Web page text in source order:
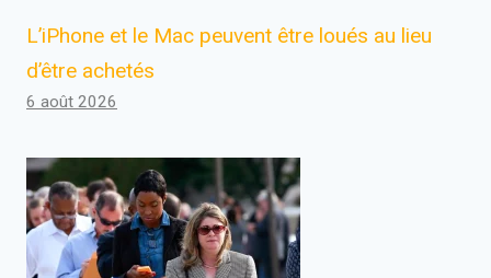
L’iPhone et le Mac peuvent être loués au lieu
d’être achetés
6 août 2026